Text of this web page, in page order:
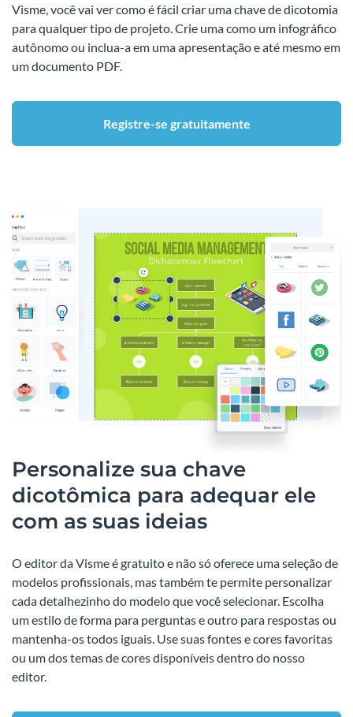
Visme, você vai ver como é fácil criar uma chave de dicotomia
para qualquer tipo de projeto. Crie uma como um infográfico
autônomo ou inclua-a em uma apresentação e até mesmo em
um documento PDF.
Registre-se gratuitamente
Personalize sua chave
dicotômica para adequar ele
com as suas ideias
O editor da Visme é gratuito e não só oferece uma seleção de
modelos profissionais, mas também te permite personalizar
cada detalhezinho do modelo que você selecionar. Escolha
um estilo de forma para perguntas e outro para respostas ou
mantenha-os todos iguais. Use suas fontes e cores favoritas
ou um dos temas de cores disponíveis dentro do nosso
editor.